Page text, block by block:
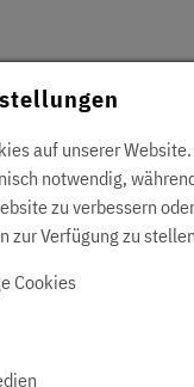
auf unserer
notwendig,
zu verbessern
zur Verfügung zu
Cookies